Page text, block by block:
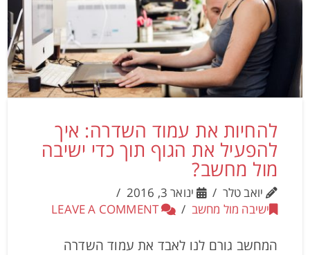
להחיות את עמוד השדרה: איך
להפעיל את הגוף תוך כדי ישיבה
מול מחשב?
יואב טלר
ינואר 3, 2016
ישיבה מול מחשב
LEAVE A COMMENT
המחשב גורם לנו לאבד את עמוד השדרה